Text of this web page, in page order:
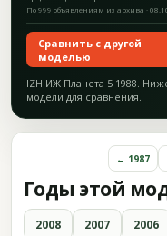
По 999 объявлениям из архива ·
Сравнить с другой
моделью
IZH ИЖ Планета 5 1988.
модели для сравнения.
Годы этой
← 1987
2008 2007 2006